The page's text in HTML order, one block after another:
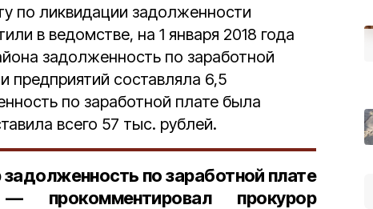
по ликвидации задолженности
в ведомстве, на 1 января 2018 года
задолженность по заработной
предприятий составляла 6,5
по заработной плате была
всего 57 тыс. рублей.
по заработной плате
прокомментировал прокурор